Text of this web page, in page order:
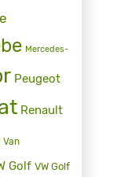
Mercedes-
Peugeot
Renault
Van
Golf VW Golf